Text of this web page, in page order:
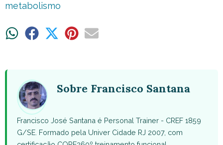
metabolismo
ShareShare ShareShareShare
Sobre Francisco Santana
Francisco José Santana é Personal Trainer - CREF 1859
G/SE. Formado pela Univer Cidade RJ 2007, com